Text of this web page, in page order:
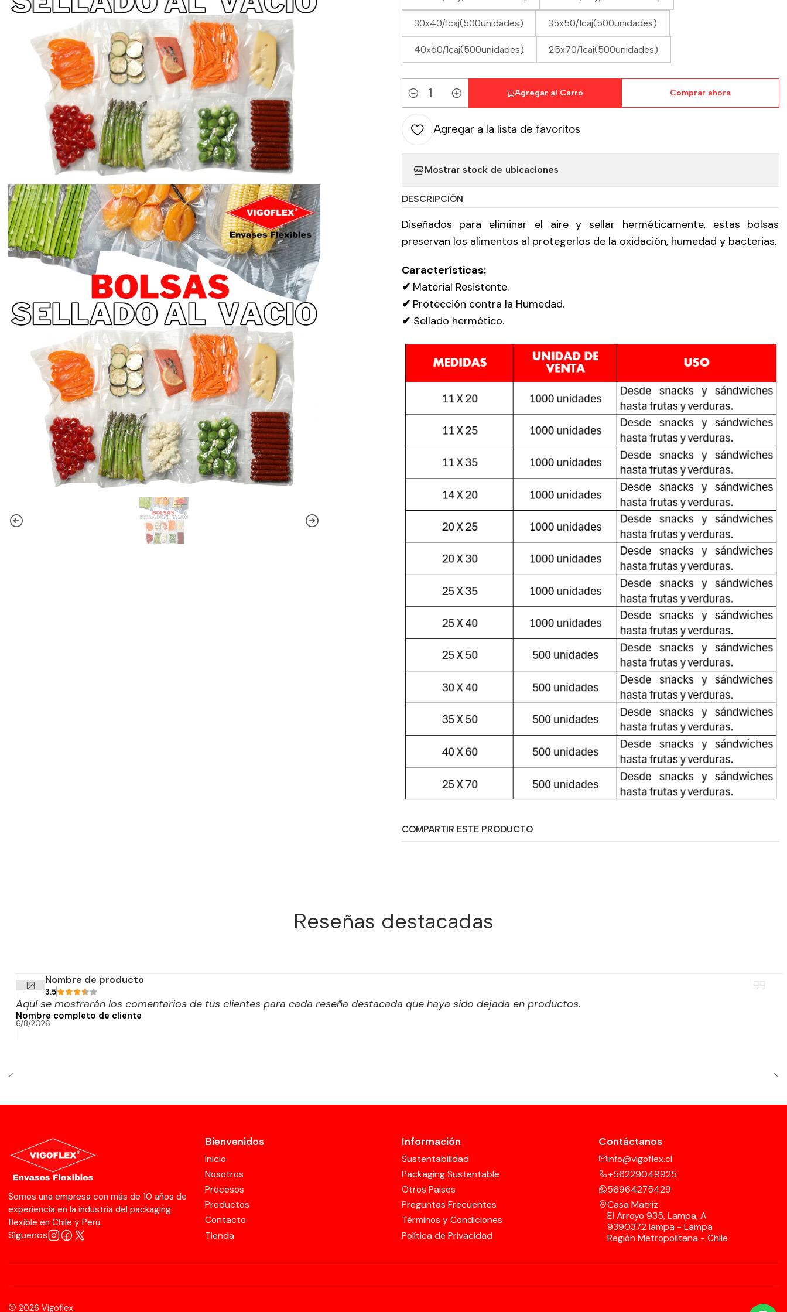
30x40/1caj(500unidades) 35x50/1caj(500unidades)
40x60/1caj(500unidades) 25x70/1caj(500unidades)
Cantidad
Agregar al Carro Comprar ahora
Agregar a la lista de favoritos
Mostrar stock de ubicaciones
DESCRIPCIÓN
Diseñados para eliminar el aire y sellar herméticamente, estas bolsas
preservan los alimentos al protegerlos de la oxidación, humedad y bacterias.
Características:
✔ Material Resistente.
✔ Protección contra la Humedad.
✔ Sellado hermético.
COMPARTIR ESTE PRODUCTO
Reseñas destacadas
Nombre de producto
3.5
Aquí se mostrarán los comentarios de tus clientes para cada reseña destacada que haya sido dejada en productos.
Nombre completo de cliente
6/8/2026
Somos una empresa con más de 10 años de
experiencia en la industria del packaging
flexible en Chile y Peru.
Síguenos
Bienvenidos
Inicio
Nosotros
Procesos
Productos
Contacto
Tienda
Información
Sustentabilidad
Packaging Sustentable
Otros Paises
Preguntas Frecuentes
Términos y Condiciones
Política de Privacidad
Contáctanos
info@vigoflex.cl
+56229049925
56964275429
Casa Matriz
El Arroyo 935, Lampa, A
9390372 lampa - Lampa
Región Metropolitana - Chile
2026 Vigoflex.